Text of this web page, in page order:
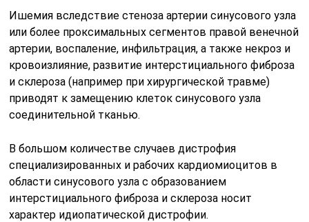
Ишемия вследствие стеноза артерии синусового узла
или более проксимальных сегментов правой венечной
артерии, воспаление, инфильтрация, а также некроз и
кровоизлияние, развитие интерстициального фиброза
и склероза (например при хирургической травме)
приводят к замещению клеток синусового узла
соединительной тканью.
В большом количестве случаев дистрофия
специализированных и рабочих кардиомиоцитов в
области синусового узла с образованием
интерстициального фиброза и склероза носит
характер идиопатической дистрофии.